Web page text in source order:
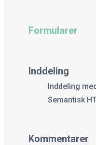
Formularer
Inddeling
Inddeling
Semantisk
Kommentarer